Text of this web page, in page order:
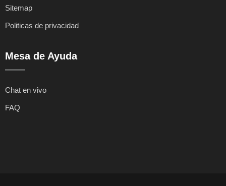
Sitemap
Politicas de privacidad
Mesa de Ayuda
Chat en vivo
FAQ